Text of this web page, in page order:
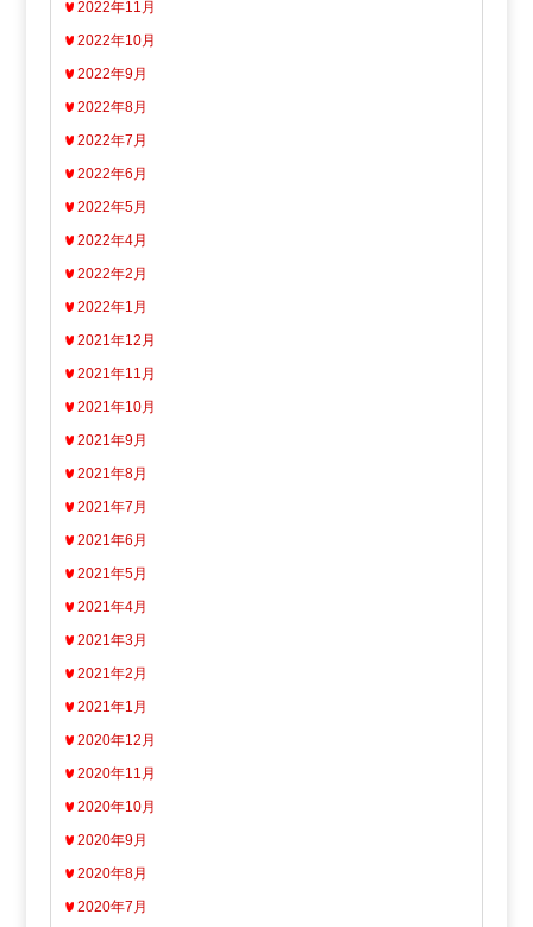
2022年11月
2022年10月
2022年9月
2022年8月
2022年7月
2022年6月
2022年5月
2022年4月
2022年2月
2022年1月
2021年12月
2021年11月
2021年10月
2021年9月
2021年8月
2021年7月
2021年6月
2021年5月
2021年4月
2021年3月
2021年2月
2021年1月
2020年12月
2020年11月
2020年10月
2020年9月
2020年8月
2020年7月